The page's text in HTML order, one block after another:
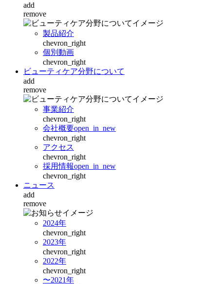
add
remove
製品紹介
chevron_right
個別動画
chevron_right
ビューティケア分野について
add
remove
事業紹介
chevron_right
会社概要open_in_new
chevron_right
アクセス
chevron_right
採用情報open_in_new
chevron_right
ニュース
add
remove
2024年
chevron_right
2023年
chevron_right
2022年
chevron_right
〜2021年